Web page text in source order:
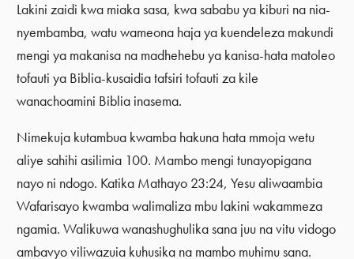
Lakini zaidi kwa miaka sasa, kwa sababu ya kiburi na nia-
nyembamba, watu wameona haja ya kuendeleza makundi
mengi ya makanisa na madhehebu ya kanisa-hata matoleo
tofauti ya Biblia-kusaidia tafsiri tofauti za kile
wanachoamini Biblia inasema.
Nimekuja kutambua kwamba hakuna hata mmoja wetu
aliye sahihi asilimia 100. Mambo mengi tunayopigana
nayo ni ndogo. Katika Mathayo 23:24, Yesu aliwaambia
Wafarisayo kwamba walimaliza mbu lakini wakammeza
ngamia. Walikuwa wanashughulika sana juu na vitu vidogo
ambavyo viliwazuia kuhusika na mambo muhimu sana.